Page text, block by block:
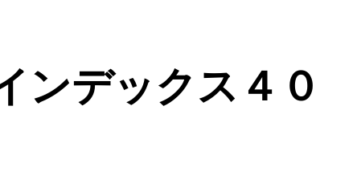
ンデックス４０